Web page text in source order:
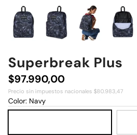
Superbreak Plus
Precio normal
$97.990,00
Precio sin impuestos nacionales $80.983,47
Color: Navy